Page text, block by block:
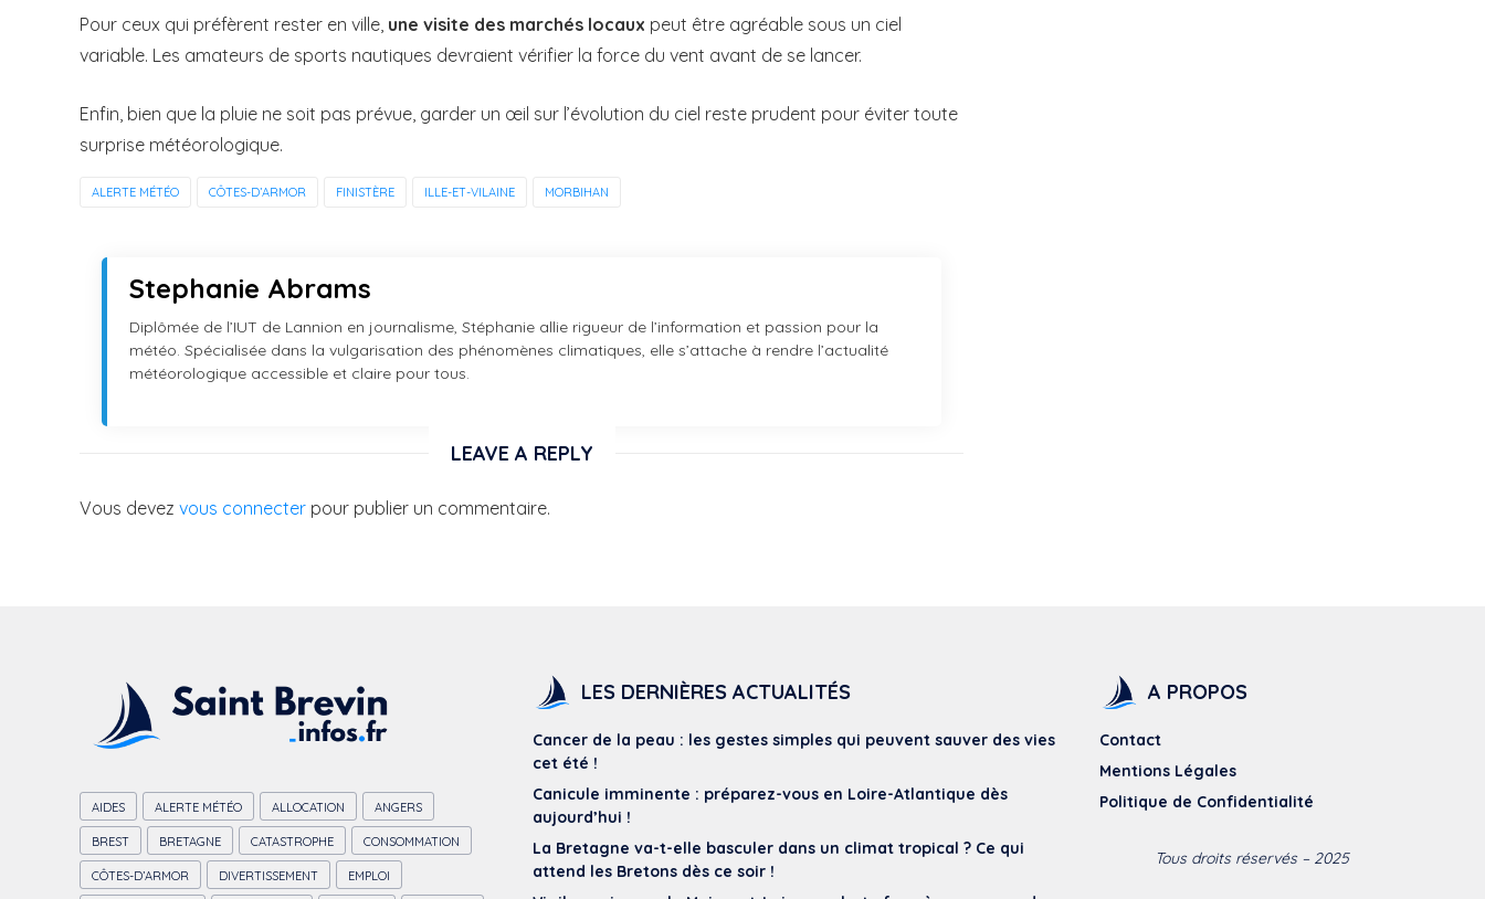
Pour ceux qui préfèrent rester en ville, une visite des marchés locaux peut être agréable sous un ciel
variable. Les amateurs de sports nautiques devraient vérifier la force du vent avant de se lancer.
Enfin, bien que la pluie ne soit pas prévue, garder un œil sur l’évolution du ciel reste prudent pour éviter toute
surprise météorologique.
ALERTE MÉTÉO CÔTES-D’ARMOR FINISTÈRE ILLE-ET-VILAINE MORBIHAN
Stephanie Abrams
Diplômée de l’IUT de Lannion en journalisme, Stéphanie allie rigueur de l’information et passion pour la
météo. Spécialisée dans la vulgarisation des phénomènes climatiques, elle s’attache à rendre l’actualité
météorologique accessible et claire pour tous.
LEAVE A REPLY
Vous devez vous connecter pour publier un commentaire.
AIDES ALERTE MÉTÉO ALLOCATION ANGERS
BREST BRETAGNE CATASTROPHE CONSOMMATION
CÔTES-D’ARMOR DIVERTISSEMENT EMPLOI
LES DERNIÈRES ACTUALITÉS
Cancer de la peau : les gestes simples qui peuvent sauver des vies
cet été !
Canicule imminente : préparez-vous en Loire-Atlantique dès
aujourd’hui !
La Bretagne va-t-elle basculer dans un climat tropical ? Ce qui
attend les Bretons dès ce soir !
A PROPOS
Contact
Mentions Légales
Politique de Confidentialité
Tous droits réservés – 2025